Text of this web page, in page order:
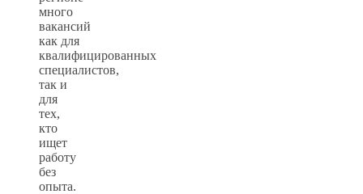
много
вакансий
как для
квалифицированных
специалистов,
так и
для
тех,
кто
ищет
работу
без
опыта.